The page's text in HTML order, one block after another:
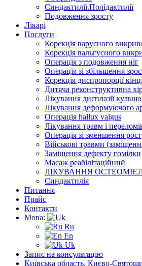
Синдактилії.Полідактилії
Подовження зросту
Лікарі
Послуги
Корекція варусного
Корекція вальгусного
Операція з подовження ніг
Операція зі збільшення
Корекція диспропорції
Дитяча реконструктивна
Лікування дисплазії
Лікування деформуючого
Операція hallux valgus
Лікування травм і
Операція зі зменшення
Військові травми
Заміщення дефекту гомілки
Масаж реабілітаційний
ЛІКУВАННЯ
Синдактилія
Питання
Прайс
Контакти
Мова:
Ru
En
Uk
Запис на консультацію
Київська область, Києво-